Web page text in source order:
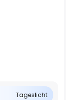
Tageslicht